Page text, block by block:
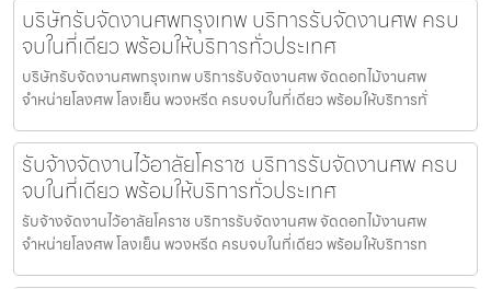
บริษัทรับจัดงานศพกรุงเทพ บริการรับจัดงานศพ ครบ
จบในที่เดียว พร้อมให้บริการทั่วประเทศ
บริษัทรับจัดงานศพกรุงเทพ บริการรับจัดงานศพ จัดดอกไม้งานศพ
จำหน่ายโลงศพ โลงเย็น พวงหรีด ครบจบในที่เดียว พร้อมให้บริการทั่
รับจ้างจัดงานไว้อาลัยโคราช บริการรับจัดงานศพ ครบ
จบในที่เดียว พร้อมให้บริการทั่วประเทศ
รับจ้างจัดงานไว้อาลัยโคราช บริการรับจัดงานศพ จัดดอกไม้งานศพ
จำหน่ายโลงศพ โลงเย็น พวงหรีด ครบจบในที่เดียว พร้อมให้บริการท